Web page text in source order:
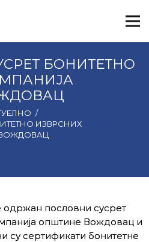
БОНИТЕТНО
/
ИЗВРСНИХ
пословни сусрет
општине Вождовац и
су сертификати бонитетне